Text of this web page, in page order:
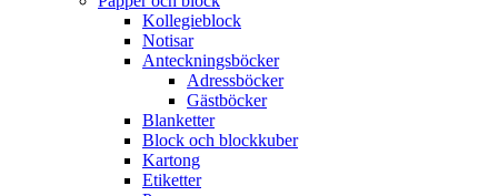
Kollegieblock
Notisar
Anteckningsböcker
Adressböcker
Gästböcker
Blanketter
Block och blockkuber
Kartong
Etiketter